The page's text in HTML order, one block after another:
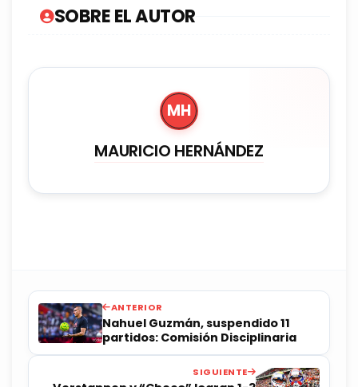
SOBRE EL AUTOR
MH
MAURICIO HERNÁNDEZ
ANTERIOR
Nahuel Guzmán, suspendido 11
partidos: Comisión Disciplinaria
SIGUIENTE